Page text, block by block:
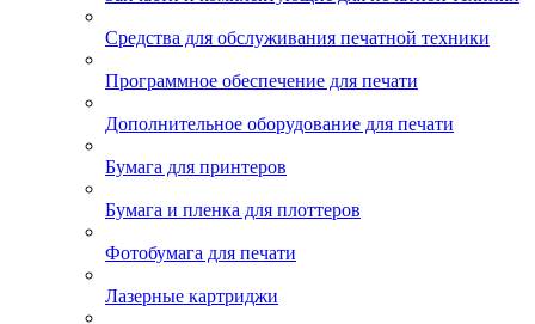
Средства для обслуживания печатной техники
Программное обеспечение для печати
Дополнительное оборудование для печати
Бумага для принтеров
Бумага и пленка для плоттеров
Фотобумага для печати
Лазерные картриджи